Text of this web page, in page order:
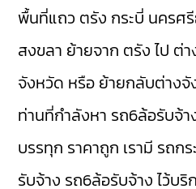
พื้นที่แถว ตรัง กระบี่ นครศ
สงขลา ย้ายจาก ตรัง ไป ต่
จังหวัด หรือ ย้ายกลับต่างจั
ท่านที่กำลังหา รถ6ล้อรับจ้
บรรทุก ราคาถูก เรามี รถกร
รับจ้าง รถ6ล้อรับจ้างไว้บริ